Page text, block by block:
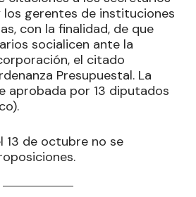
los gerentes de instituciones
con la finalidad, de que
socialicen ante la
el citado
Presupuestal. La
aprobada por 13 diputados
13 de octubre no se